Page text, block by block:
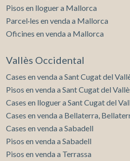
Pisos en lloguer a Mallorca
Parcel·les en venda a Mallorca
Oficines en venda a Mallorca
Vallès Occidental
Cases en venda a Sant Cugat del
Pisos en venda a Sant Cugat del
Cases en lloguer a Sant Cugat del
Cases en venda a Bellaterra,
Cases en venda a Sabadell
Pisos en venda a Sabadell
Pisos en venda a Terrassa